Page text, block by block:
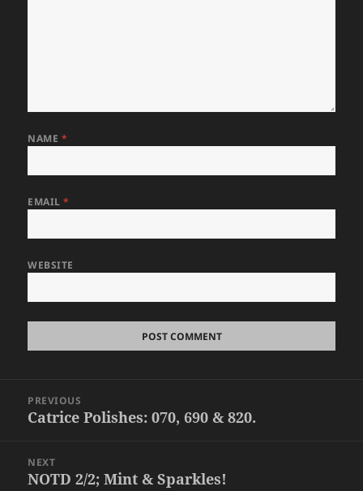
NAME *
EMAIL*
WEBSITE
navigation
PREVIOUS
Previous
Catrice Polishes: 070, 690 & 820.
NEXT
Next
NOTD 2/2; Mint & Sparkles!